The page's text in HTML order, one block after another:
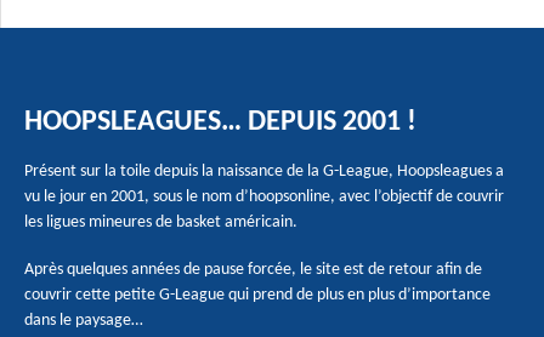
HOOPSLEAGUES… DEPUIS 2001 !
Présent sur la toile depuis la naissance de la G-League, Hoopsleagues a
vu le jour en 2001, sous le nom d’hoopsonline, avec l’objectif de couvrir
les ligues mineures de basket américain.
Après quelques années de pause forcée, le site est de retour afin de
couvrir cette petite G-League qui prend de plus en plus d’importance
dans le paysage…